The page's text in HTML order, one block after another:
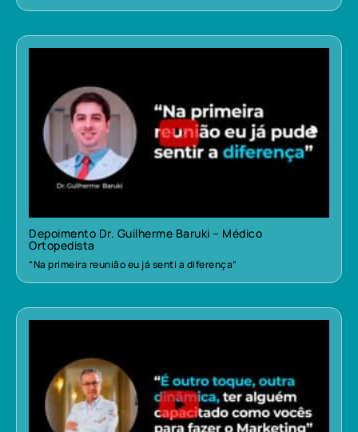
Depoimento Dr. Guilherme Baruki – Médico
Ortopedista
“Na primeira reunião eu já senti a diferença”